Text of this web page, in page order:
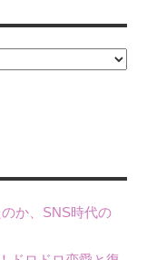
か、SNS時代の